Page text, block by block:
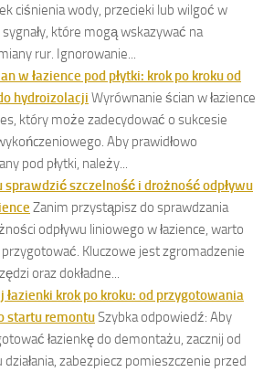
ciśnienia wody, przecieki lub wilgoć w
sygnały, które mogą wskazywać na
rur. Ignorowanie...
w łazience pod płytki: krok po kroku od
hydroizolacji Wyrównanie ścian w łazience
który może zadecydować o sukcesie
Aby prawidłowo
pod płytki, należy...
sprawdzić szczelność i drożność odpływu
Zanim przystąpisz do sprawdzania
odpływu liniowego w łazience, warto
Kluczowe jest zgromadzenie
oraz dokładne...
łazienki krok po kroku: od przygotowania
startu remontuSzybka odpowiedź: Aby
łazienkę do demontażu, zacznij od
zabezpiecz pomieszczenie przed